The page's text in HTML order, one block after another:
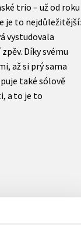
trio – už od roku
je to nejdůležitější:
vystudovala
Díky svému
až si prý sama
také sólově
a to je to